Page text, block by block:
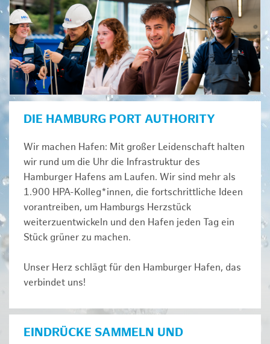
DIE HAMBURG PORT AUTHORITY
Wir machen Hafen: Mit großer Leidenschaft halten
wir rund um die Uhr die Infrastruktur des
Hamburger Hafens am Laufen. Wir sind mehr als
1.900 HPA-Kolleg*innen, die fortschrittliche Ideen
vorantreiben, um Hamburgs Herzstück
weiterzuentwickeln und den Hafen jeden Tag ein
Stück grüner zu machen.
Unser Herz schlägt für den Hamburger Hafen, das
verbindet uns!
EINDRÜCKE SAMMELN UND